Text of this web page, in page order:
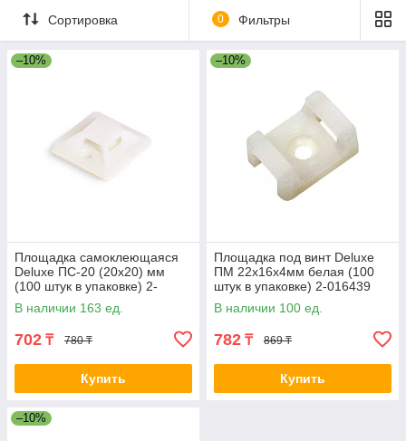
Сортировка 0 Фильтры
–10%
Площадка самоклеющаяся
Deluxe ПС-20 (20х20) мм
(100 штук в упаковке) 2-
016426 playground 20*20 ?по
100
В наличии 163 ед.
702 ₸ 780 ₸
Купить
–10%
Площадка под винт Deluxe
ПМ 22х16х4мм белая (100
штук в упаковке) 2-016439
The platform PM 22x16x4mm
В наличии 100 ед.
782 ₸ 869 ₸
Купить
–10%